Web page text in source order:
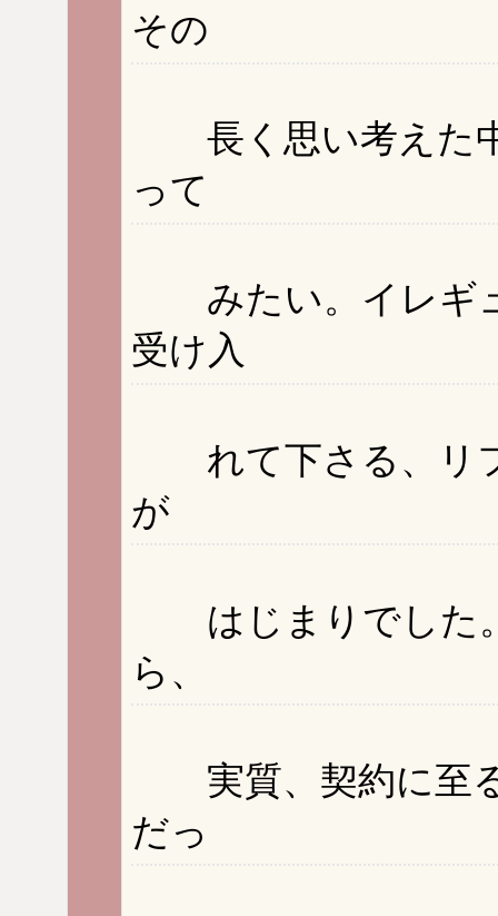
その
長く思い考えた
って
みたい。イレギ
受け入
れて下さる、リ
が
はじまりでした
ら、
実質、契約に至
だっ